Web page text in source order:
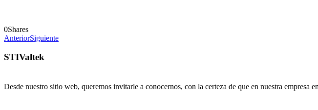
0Shares
AnteriorSiguiente
STIValtek
Desde nuestro sitio web, queremos invitarle a conocernos, con la certeza de que en nuestra empresa